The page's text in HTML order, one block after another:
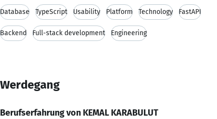
Database TypeScript Usability Platform Technology FastAPI
Backend Full-stack development Engineering
Werdegang
Berufserfahrung von KEMAL KARABULUT